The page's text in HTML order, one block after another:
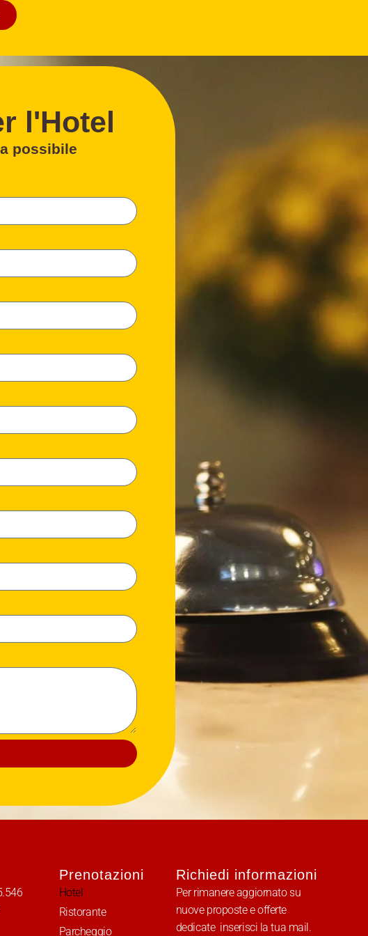
l'Hotel
possibile
Prenotazioni
Hotel
Ristorante
Parcheggio
Richiedi informazioni
Per rimanere aggiornato su
nuove proposte e offerte
dedicate inserisci la tua mail.